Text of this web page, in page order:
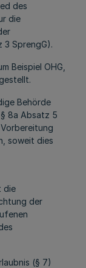
des
die
SprengG).
Beispiel OHG,
Behörde
8a Absatz 5
soweit dies
die
der
(§ 7)